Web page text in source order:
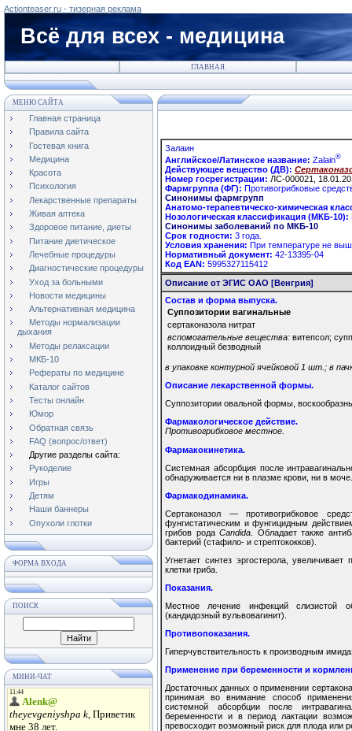
Actionteaser.ru - тизерная реклама
Всё для всех - медицина
ГЛАВНАЯ
МЕНЮ САЙТА
Главная страница
Правила сайта
Гостевая книга
Медицина
Красота
Психология
Лекарственные препараты
Живая аптека
Здоровое питание, диеты
Питание диетическое
Лечебные процедуры
Диагностические процедуры
Уход за больными
Новости медицины
Альтернативная медицина
Методы нормализации
дыхания
Методы релаксации
МКБ-10
Рефераты по медицине
Каталог сайтов
Тесты онлайн
Юмор
Обратная связь
FAQ (вопрос/ответ)
Другие разделы сайта:
Рукоделие
Игры
Детям
Наши баннеры
Опухоли глотки
ФОРМА ВХОДА
ПОИСК
МИНИ-ЧАТ
Залаин
Английское/Латинское название: Zalain®
Действующее вещество (ДВ):
Номер госрегистрации: ЛС-000021,
Фармгруппа (ФГ): Противогрибковые
Синонимы фармгрупп
Анатомо-терапевтическо-химическая
Нозологическая классификация (МКБ-10):
Синонимы заболеваний по МКБ-10
Срок годности: 3 года.
Условия хранения: При температуре не
Нормативный документ: 42-13395-04
Код EAN: 5995327115412
Описание от ЭГИС ОАО [Венгрия]
Состав и форма выпуска.
Суппозитории вагинальные
сертаконазола нитрат
вспомогательные вещества: витепсол;
коллоидный безводный
в упаковке контурной ячейковой 1 шт.; в
Описание лекарственной формы.
Суппозитории овальной формы,
Фармакологическое действие.
Противогрибковое местное.
Фармакокинетика.
Системная абсорбция после
обнаруживается ни в плазме крови, ни в моче.
Фармакодинамика.
Сертаконазол — противогрибковое
фунгистатическим и фунгицидным
грибов родаCandida . Обладает также
бактерий (стафило- и стрептококков).
Угнетает синтез эргостерола,
клетки гриба.
Показания.
Местное лечение инфекций слизистой
(кандидозный вульвовагинит).
Противопоказания.
Гиперчувствительность к производным
Применение при беременности и
Достаточных данных о применении
принимая во внимание способ
системной абсорбции после
беременности и в период лактации
превосходит возможный риск для плода или